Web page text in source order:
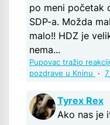
po meni početak
SDP-a. Možda
malo!! HDZ je
nema...
Pupovac tražio
pozdrave u Kninu
·
Tyrex Rex
Ako nas je